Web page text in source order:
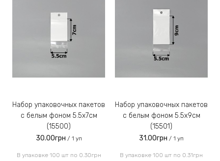
Набор упаковочных пакетов
с белым фоном 5.5х7см
(15500)
30.00грн / 1 уп
В упаковке 100 шт по 0.30грн
Набор упаковочных пакетов
с белым фоном 5.5х9см
(15501)
31.00грн / 1 уп
В упаковке 100 шт по 0.31грн